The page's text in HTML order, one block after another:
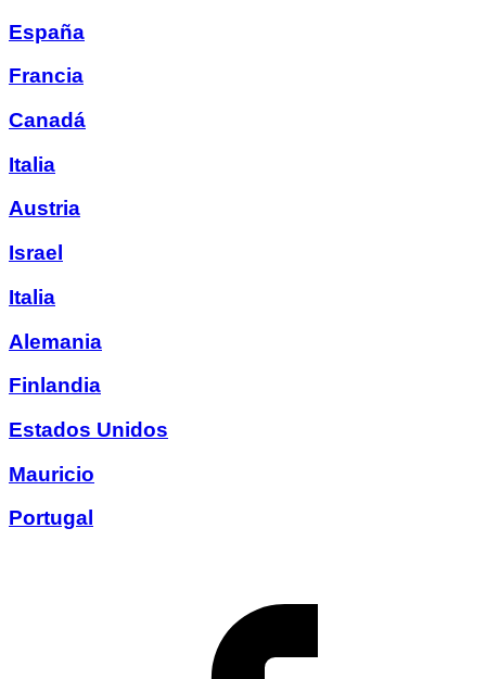
España
Francia
Canadá
Italia
Austria
Israel
Italia
Alemania
Finlandia
Estados Unidos
Mauricio
Portugal